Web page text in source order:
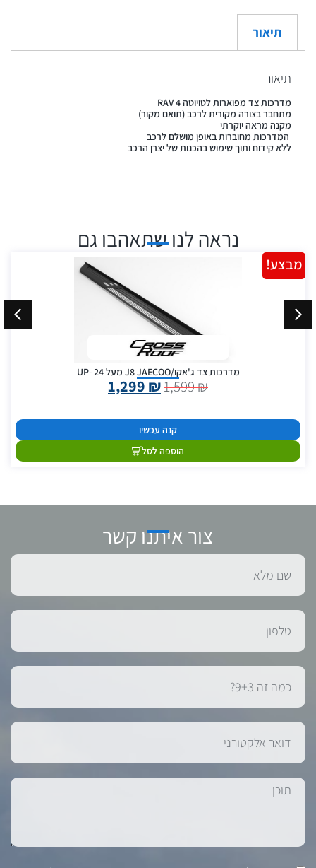
תיאור
תיאור
מדרכות צד מפוארות לטויוטה RAV 4
מתחבר בצורה מקורית לרכב (תואם מקור)
מקנה מראה יוקרתי
המדרכות מחוברות באופן מושלם לרכב
ללא קידוח ותוך שימוש בהכנות של יצרן הרכב
נראה לנו שתאהבו גם
מדרכות צד ג'אקו/J8 JAECOO מעל 24 -UP
1,599₪
1,299 ₪
קנה עכשיו
הוספה לסל
מבצע!
צור איתנו קשר